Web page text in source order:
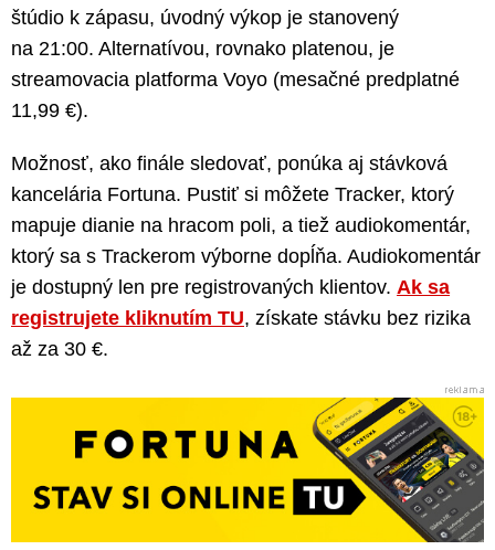
štúdio k zápasu, úvodný výkop je stanovený
na 21:00. Alternatívou, rovnako platenou, je
streamovacia platforma Voyo (mesačné predplatné
11,99 €).
Možnosť, ako finále sledovať, ponúka aj stávková
kancelária Fortuna. Pustiť si môžete Tracker, ktorý
mapuje dianie na hracom poli, a tiež audiokomentár,
ktorý sa s Trackerom výborne dopĺňa. Audiokomentár
je dostupný len pre registrovaných klientov. Ak sa
registrujete kliknutím TU, získate stávku bez rizika
až za 30 €.